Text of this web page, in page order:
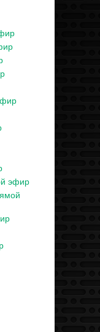
эфир